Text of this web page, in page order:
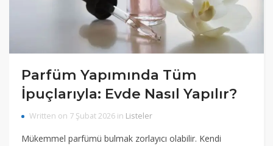
Parfüm Yapımında Tüm
İpuçlarıyla: Evde Nasıl Yapılır?
Written on 7 Şubat 2026 in Listeler
Mükemmel parfümü bulmak zorlayıcı olabilir. Kendi